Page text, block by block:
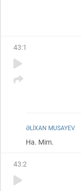
43:1
ƏLIXAN MUSAYEV
Ha. Mim.
43:2